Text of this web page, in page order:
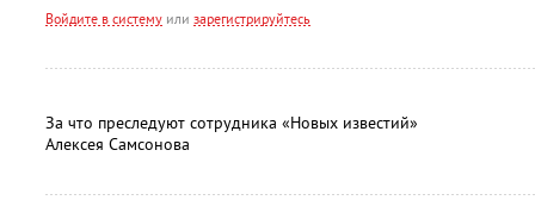
Войдите в систему или зарегистрируйтесь
За что преследуют сотрудника «Новых известий»
Алексея Самсонова